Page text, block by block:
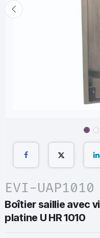
EVI-UAP1010
Boîtier saillie avec
platine U HR 1010